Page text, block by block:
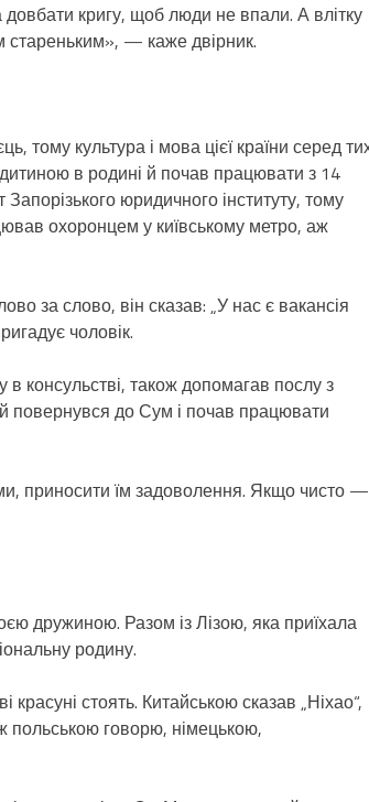
довбати кригу, щоб люди не впали. А влітку
стареньким», — каже двірник.
тому культура і мова цієї країни серед
в родині й почав працювати з 14
юридичного інституту, тому
охоронцем у київському метро, аж
за слово, він сказав: „У нас є вакансія
чоловік.
в консульстві, також допомагав послу з
повернувся до Сум і почав працювати
приносити їм задоволення. Якщо чисто —
дружиною. Разом із Лізою, яка приїхала
родину.
стоять. Китайською сказав „Ніхао“,
польською говорю, німецькою,